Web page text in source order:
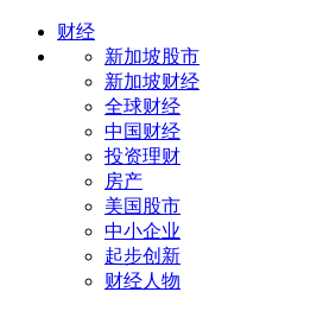
财经
新加坡股市
新加坡财经
全球财经
中国财经
投资理财
房产
美国股市
中小企业
起步创新
财经人物